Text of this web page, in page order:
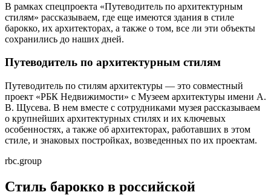
В рамках спецпроекта «Путеводитель по архитектурным
стилям» рассказываем, где еще имеются здания в стиле
барокко, их архитекторах, а также о том, все ли эти объекты
сохранились до наших дней.
Путеводитель по архитектурным стилям
Путеводитель по стилям архитектуры — это совместный
проект «РБК Недвижимости» с Музеем архитектуры имени А.
В. Щусева. В нем вместе с сотрудниками музея рассказываем
о крупнейших архитектурных стилях и их ключевых
особенностях, а также об архитекторах, работавших в этом
стиле, и знаковых постройках, возведенных по их проектам.
rbc.group
Стиль барокко в российской